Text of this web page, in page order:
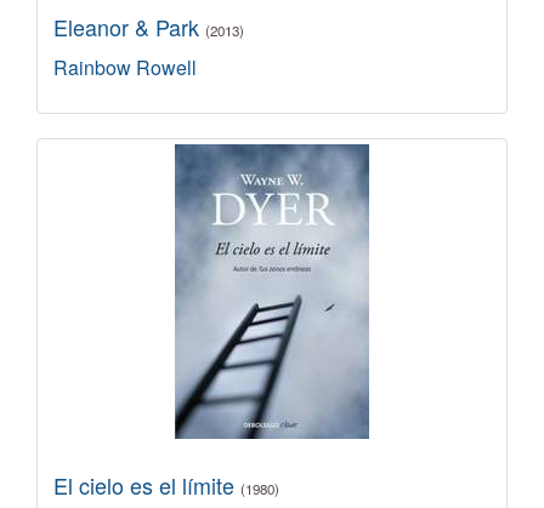
Eleanor & Park (2013)
Rainbow Rowell
El cielo es el límite (1980)